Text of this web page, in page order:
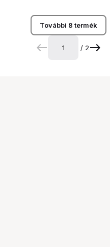
További 8 termék
/ 2